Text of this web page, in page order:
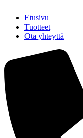
Etusivu
Tuotteet
Ota yhteyttä